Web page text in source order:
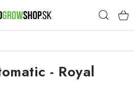
- Royal